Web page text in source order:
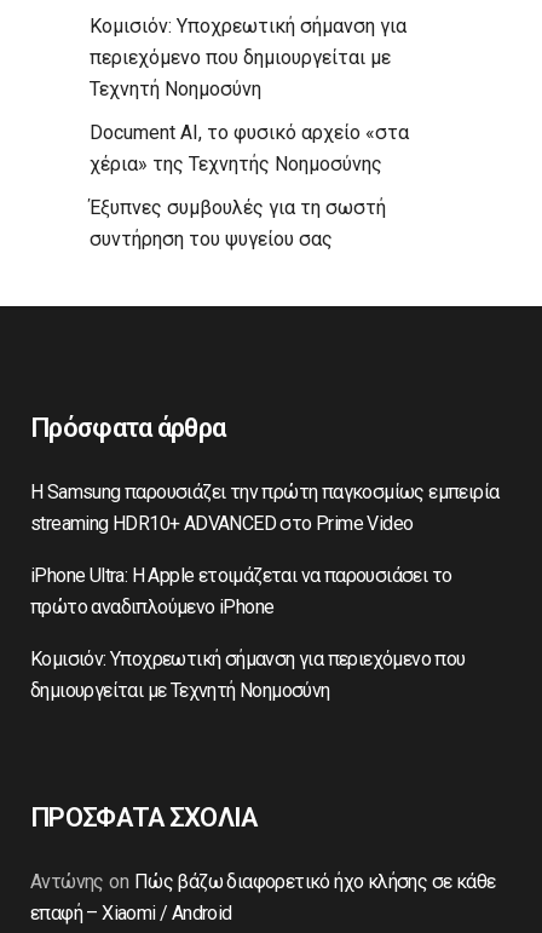
Κομισιόν: Υποχρεωτική σήμανση για
περιεχόμενο που δημιουργείται με
Τεχνητή Νοημοσύνη
Document AI, το φυσικό αρχείο «στα
χέρια» της Τεχνητής Νοημοσύνης
Έξυπνες συμβουλές για τη σωστή
συντήρηση του ψυγείου σας
Πρόσφατα άρθρα
Η Samsung παρουσιάζει την πρώτη παγκοσμίως εμπειρία
streaming HDR10+ ADVANCED στο Prime Video
iPhone Ultra: Η Apple ετοιμάζεται να παρουσιάσει το
πρώτο αναδιπλούμενο iPhone
Κομισιόν: Υποχρεωτική σήμανση για περιεχόμενο που
δημιουργείται με Τεχνητή Νοημοσύνη
ΠΡΟΣΦΑΤΑ ΣΧΟΛΙΑ
Αντώνης on Πώς βάζω διαφορετικό ήχο κλήσης σε κάθε
επαφή – Xiaomi / Android